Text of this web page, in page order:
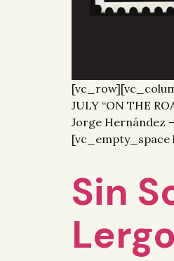
JULY “ON THE
Jorge Hernández
Sin